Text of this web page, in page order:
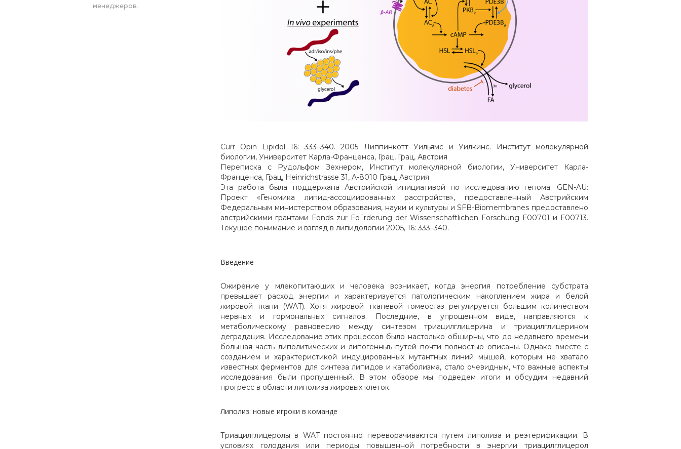
менеджеров.
Curr Opin Lipidol 16: 333–340. 2005 Липпинкотт Уильямс и Уилкинс. Институт молекулярной
биологии, Университет Карла-Франценса, Грац, Грац, Австрия
Переписка с Рудольфом Зехнером, Институт молекулярной биологии, Университет Карла-
Франценса, Грац, Heinrichstrasse 31, A-8010 Грац, Австрия
Эта работа была поддержана Австрийской инициативой по исследованию генома. GEN-AU:
Проект «Геномика липид-ассоциированных расстройств», предоставленный Австрийским
Федеральным министерством образования, науки и культуры и SFB-Biomembranes предоставлено
австрийскими грантами Fonds zur Fo¨rderung der Wissenschaftlichen Forschung F00701 и F00713.
Текущее понимание и взгляд в липидологии 2005, 16: 333–340.
Введение
Ожирение у млекопитающих и человека возникает, когда энергия потребление субстрата
превышает расход энергии и характеризуется патологическим накоплением жира и белой
жировой ткани (WAT). Хотя жировой тканевой гомеостаз регулируется большим количеством
нервных и гормональных сигналов. Последние, в упрощенном виде, направляются к
метаболическому равновесию между синтезом триацилглицерина и триацилглицерином
деградация. Исследование этих процессов было настолько обширны, что до недавнего времени
большая часть липолитических и липогенныъ путей почти полностью описаны. Однако вместе с
созданием и характеристикой индуцированных мутантных линий мышей, которым не хватало
известных ферментов для синтеза липидов и катаболизма, стало очевидным, что важные аспекты
исследования были пропущенный. В этом обзоре мы подведем итоги и обсудим недавний
прогресс в области липолиза жировых клеток.
Липолиз: новые игроки в команде
Триацилглицеролы в WAT постоянно переворачиваются путем липолиза и реэтерификации. В
условиях голодания или периоды повышенной потребности в энергии триацилглицерол